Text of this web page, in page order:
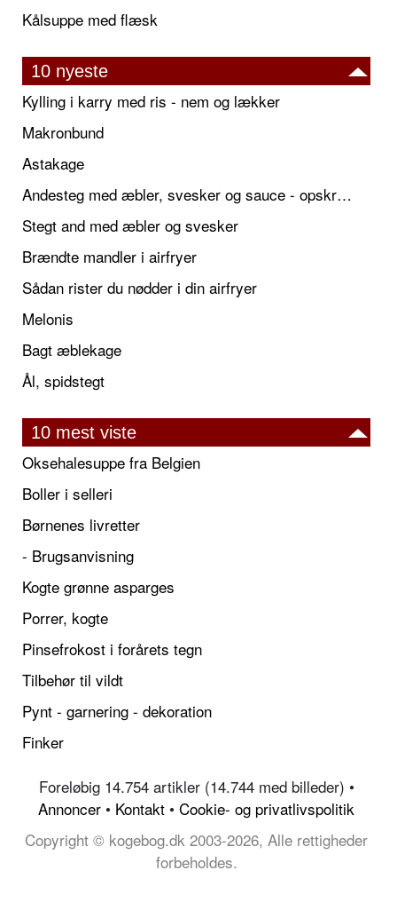
Kålsuppe med flæsk
10 nyeste
Kylling i karry med ris - nem og lækker
Makronbund
Astakage
Andesteg med æbler, svesker og sauce - opskrift også til jul
Stegt and med æbler og svesker
Brændte mandler i airfryer
Sådan rister du nødder i din airfryer
Melonis
Bagt æblekage
Ål, spidstegt
10 mest viste
Oksehalesuppe fra Belgien
Boller i selleri
Børnenes livretter
- Brugsanvisning
Kogte grønne asparges
Porrer, kogte
Pinsefrokost i forårets tegn
Tilbehør til vildt
Pynt - garnering - dekoration
Finker
Foreløbig 14.754 artikler (14.744 med billeder) •
Annoncer • Kontakt • Cookie- og privatlivspolitik
Copyright © kogebog.dk 2003-2026, Alle rettigheder
forbeholdes.